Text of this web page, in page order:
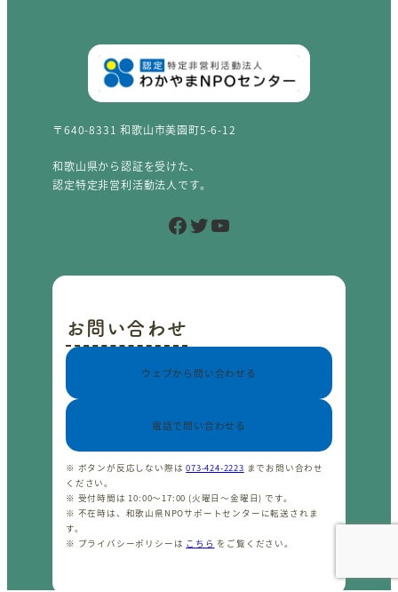
〒640-8331 和歌山市美園町5-6-12
和歌山県から認証を受けた、
認定特定非営利活動法人です。
Facebook Twitter YouTube
お問い合わせ
ウェブから問い合わせる
電話で問い合わせる
※ ボタンが反応しない際は073-424-2223 までお問い合わせ
ください。
※ 受付時間は 10:00〜17:00 (火曜日〜金曜日) です。
※ 不在時は、和歌山県NPOサポートセンターに転送されま
す。
※ プライバシーポリシーは こちら をご覧ください。